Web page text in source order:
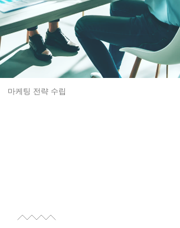
마케팅 전략 수립